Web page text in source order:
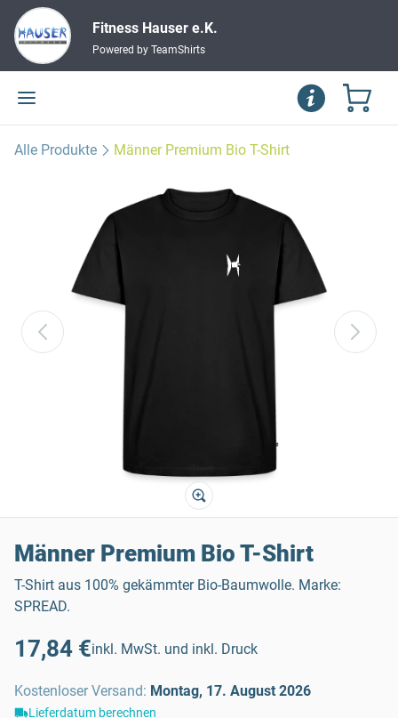
Fitness Hauser e.K.
Powered by TeamShirts
Alle Produkte Männer Premium Bio T-Shirt
Männer Premium Bio T-Shirt
T-Shirt aus 100% gekämmter Bio-Baumwolle. Marke:
SPREAD.
17,84 €inkl. MwSt. und inkl. Druck
Kostenloser Versand: Montag, 17. August 2026
Lieferdatum berechnen